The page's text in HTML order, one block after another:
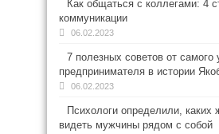
Как общаться с коллегами: 4
коммуникации
06.02.2023
7 полезных советов от самого
предпринимателя в истории
06.02.2023
Психологи определили, каких
видеть мужчины рядом с собой